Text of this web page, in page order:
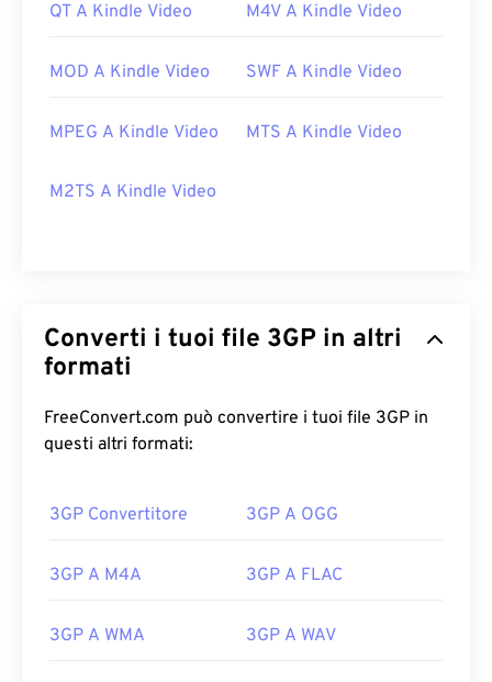
QT A Kindle Video M4V A Kindle Video
MOD A Kindle Video SWF A Kindle Video
MPEG A Kindle Video MTS A Kindle Video
M2TS A Kindle Video
Converti i tuoi file 3GP in altri
formati
FreeConvert.com può convertire i tuoi file 3GP in
questi altri formati:
3GP Convertitore 3GP A OGG
3GP A M4A 3GP A FLAC
3GP A WMA 3GP A WAV